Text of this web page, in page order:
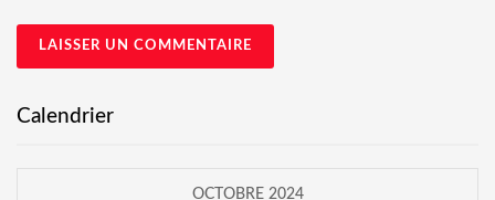
Calendrier
OCTOBRE 2024